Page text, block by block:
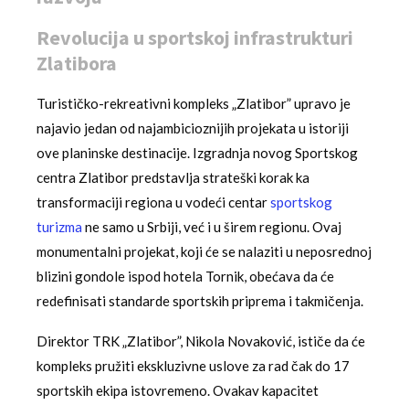
Revolucija u sportskoj infrastrukturi
Zlatibora
Turističko-rekreativni kompleks „Zlatibor” upravo je
najavio jedan od najambicioznijih projekata u istoriji
ove planinske destinacije. Izgradnja novog Sportskog
centra Zlatibor predstavlja strateški korak ka
transformaciji regiona u vodeći centarsportskog
turizma ne samo u Srbiji, već i u širem regionu. Ovaj
monumentalni projekat, koji će se nalaziti u neposrednoj
blizini gondole ispod hotela Tornik, obećava da će
redefinisati standarde sportskih priprema i takmičenja.
Direktor TRK „Zlatibor”, Nikola Novaković, ističe da će
kompleks pružiti ekskluzivne uslove za rad čak do 17
sportskih ekipa istovremeno. Ovakav kapacitet